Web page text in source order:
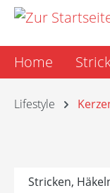
Hauptinhalt
Zur Suche
Zur
Home
Lifestyle
Stricken,